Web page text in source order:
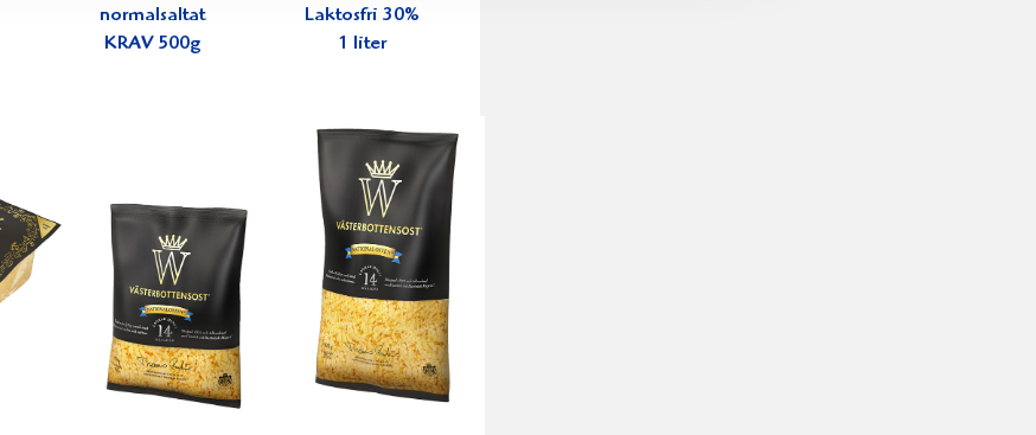
normalsaltat
KRAV 500g
Laktosfri 30%
1 liter